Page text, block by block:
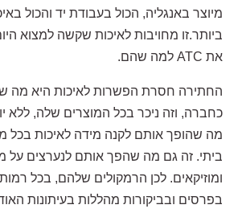
מיוצר באנגליה, הכול בעבודת יד והכול
ביותר.זו מחויבות לאיכות שקשה למצוא
את ATC למה שהם.
כחברה, וזה ניכר בכל המוצרים שלה, ללא
מה שהופך אותם לקנה מידה לאיכות בכל
ביתי. זה גם מה שהפך אותם לנערצים על
ומוזיקאים. לכן הרמקולים שלהם, בכל
בפרסים ובביקורות מהללות בעיתונות